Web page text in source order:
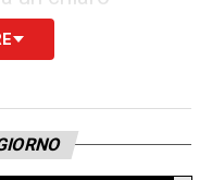
Dopo aver
all’avanguardia,
pressioni da
viola, che